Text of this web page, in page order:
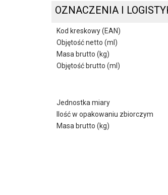
OZNACZENIA I
Kod kreskowy (EAN)
Objętość netto (ml)
Masa brutto (kg)
Objętość brutto (ml)
Jednostka miary
Ilość w opakowaniu zbiorczym
Masa brutto (kg)